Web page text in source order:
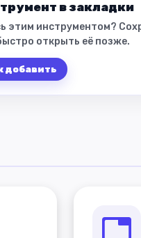
в закладки
этим инструментом?
открыть её позже.
добавить